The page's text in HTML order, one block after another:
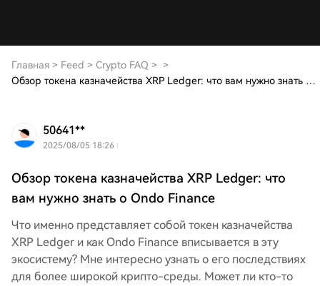
Главная > Feed > Crypto FAQ > >
Обзор токена казначейства XRP Ledger: что вам нужно знать о Ondo Finance
50641**
2025/08/05 18:26
Обзор токена казначейства XRP Ledger: что
вам нужно знать о Ondo Finance
Что именно представляет собой токен казначейства
XRP Ledger и как Ondo Finance вписывается в эту
экосистему? Мне интересно узнать о его последствиях
для более широкой крипто-среды. Может ли кто-то